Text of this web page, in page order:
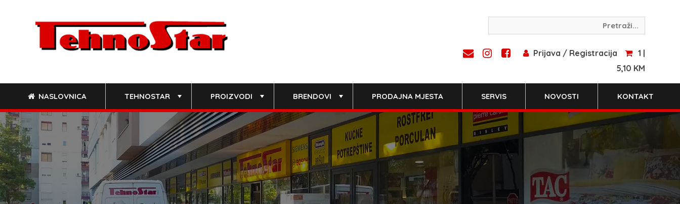
Prijava / Registracija
1 |
5,10 KM
NASLOVNICA TEHNOSTAR PROIZVODI BRENDOVI PRODAJNA MJESTA SERVIS NOVOSTI KONTAKT